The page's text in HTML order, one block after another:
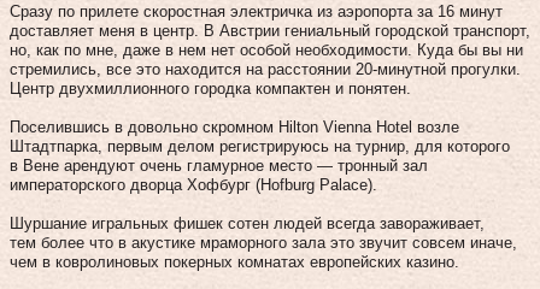
Сразу по прилете скоростная электричка из аэропорта за 16 минут
доставляет меня в центр. В Австрии гениальный городской транспорт,
но, как по мне, даже в нем нет особой необходимости. Куда бы вы ни
стремились, все это находится на расстоянии 20‑минутной прогулки.
Центр двухмиллионного городка компактен и понятен.
Поселившись в довольно скромном Hilton Vienna Hotel возле
Штадтпарка, первым делом регистрируюсь на турнир, для которого
в Вене арендуют очень гламурное место — тронный зал
императорского дворца Хофбург (Hofburg Palace).
Шуршание игральных фишек сотен людей всегда завораживает,
тем более что в акустике мраморного зала это звучит совсем иначе,
чем в ковролиновых покерных комнатах европейских казино.